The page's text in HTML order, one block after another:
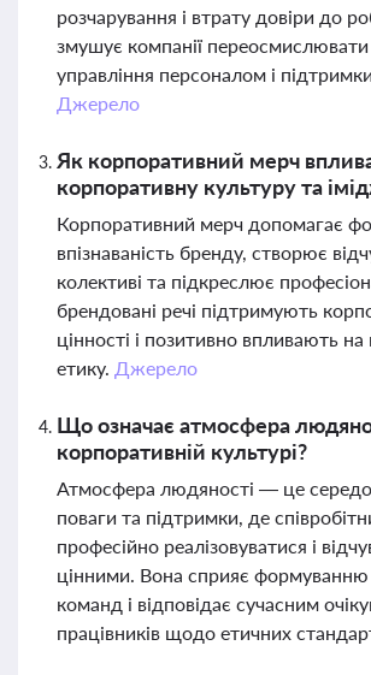
розчарування і втрату довіри до
змушує компанії
управління персоналом і
Джерело
Як корпоративний мерч
корпоративну культуру та
Корпоративний мерч допомагає
впізнаваність бренду, створює
колективі та підкреслює
брендовані речі підтримують
цінності і позитивно впливають
етику. Джерело
Що означає атмосфера
корпоративній культурі?
Атмосфера людяності — це
поваги та підтримки, де
професійно реалізовуватися і
цінними. Вона сприяє формуванню
команд і відповідає сучасним
працівників щодо етичних